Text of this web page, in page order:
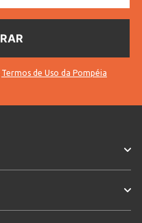
Termos de Uso da Pompéia